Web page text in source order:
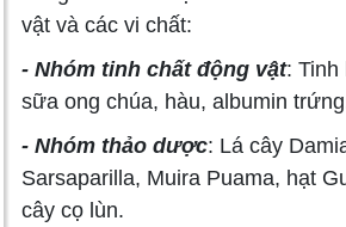
vật và các vi chất:
- Nhóm tinh chất động vật: Tinh
sữa ong chúa, hàu, albumin
- Nhóm thảo dược: Lá cây
Sarsaparilla, Muira Puama, hạt
cây cọ lùn.